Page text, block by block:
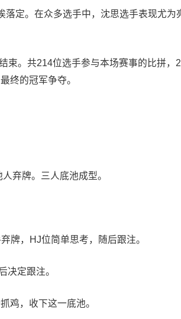
定。在众多选手中，沈思选手表现尤为
束。共214位选手参与本场赛事的比拼，
终的冠军争夺。
弃牌。三人底池成型。
牌，HJ位简单思考，随后跟注。
决定跟注。
鸡，收下这一底池。